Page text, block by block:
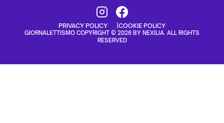
PRIVACY POLICY COOKIE POLICY
GIORNALETTISMO COPYRIGHT © 2026 BY NEXILIA. ALL RIGHTS
RESERVED